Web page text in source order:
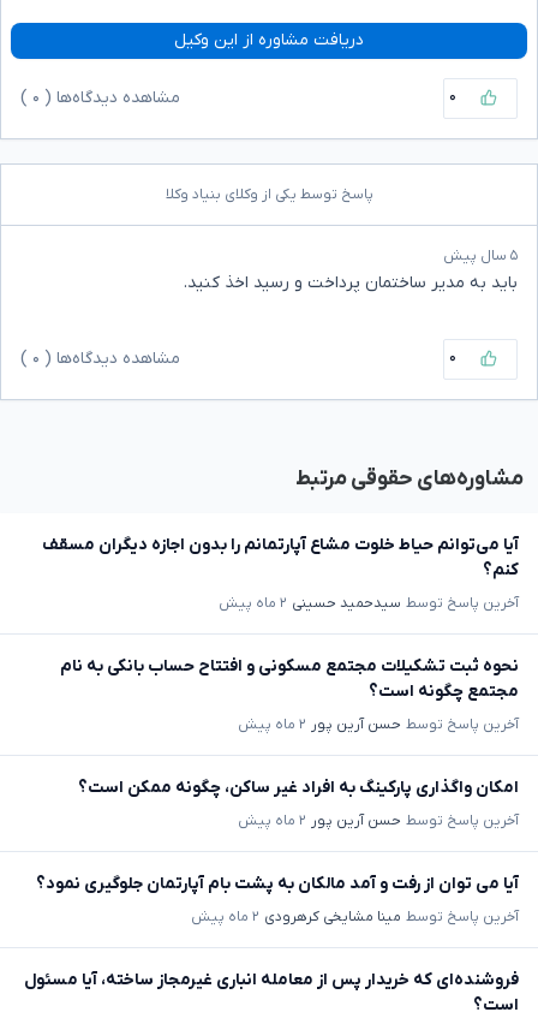
دریافت مشاوره از این وکیل
۰ مشاهده دیدگاه‌ها ( ۰
پاسخ توسط یکی از وکلای بنیاد وکلا
۵ سال پیش
باید به مدیر ساختمان پرداخت و رسید اخذ کنید.
۰ مشاهده دیدگاه‌ها ( ۰
مشاوره‌های حقوقی مرتبط
آیا می‌توانم حیاط خلوت مشاع آپارتمانم را بدون اجازه دیگران مسقف
کنم؟
آخرین پاسخ توسط سیدحمید حسینی ۲ ماه پیش
نحوه ثبت تشکیلات مجتمع مسکونی و افتتاح حساب بانکی به نام
مجتمع چگونه است؟
آخرین پاسخ توسط حسن آرین پور ۲ ماه پیش
امکان واگذاری پارکینگ به افراد غیر ساکن، چگونه ممکن است؟
آخرین پاسخ توسط حسن آرین پور ۲ ماه پیش
آیا می توان از رفت و آمد مالکان به پشت بام آپارتمان جلوگیری نمود؟
آخرین پاسخ توسط مینا مشایخی کرهرودی ۲ ماه پیش
فروشنده‌ای که خریدار پس از معامله انباری غیرمجاز ساخته، آیا مسئول
است؟